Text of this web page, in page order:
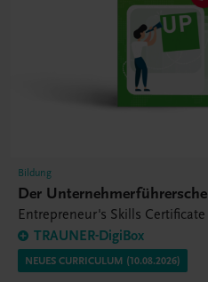
Bildung
Der
Entrepreneur's Skills Certificate
TRAUNER-DigiBox
NEUES CURRICULUM (10.08.2026)